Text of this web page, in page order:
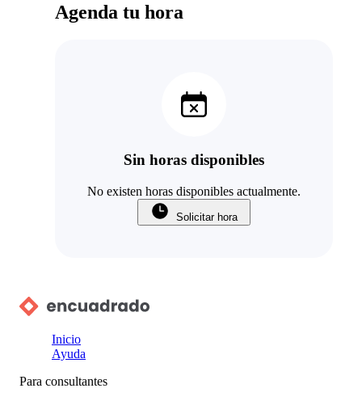
Agenda tu hora
Sin horas disponibles
No existen horas disponibles actualmente.
Solicitar hora
Inicio
Ayuda
Para consultantes